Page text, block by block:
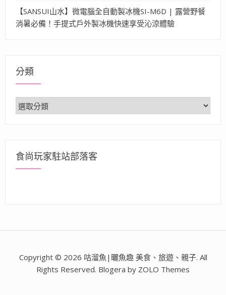
【SANSUI山水】微電腦全自動製冰機SI-M6D | 露營野餐
消暑必備！手提式戶外製冰機快速享受沁涼體驗
分類
分
類
食尚玩家駐站部落客
Copyright © 2026 咕溜魚|曬魚趣 美食、旅遊、親子. All
Rights Reserved. Blogera by ZOLO Themes